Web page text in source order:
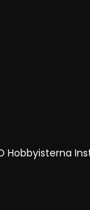
Hobbyisterna